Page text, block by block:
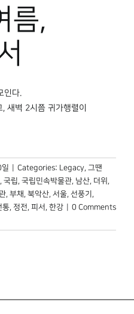
름,
인다.
, 새벽 2시쯤 귀가행렬이
Categories: Legacy, 그땐
, 국립, 국립민속박물관, 남산, 더위 ,
, 부채 , 북악산, 서울, 선풍기 ,
통, 정전, 피서 , 한강
0 Comments